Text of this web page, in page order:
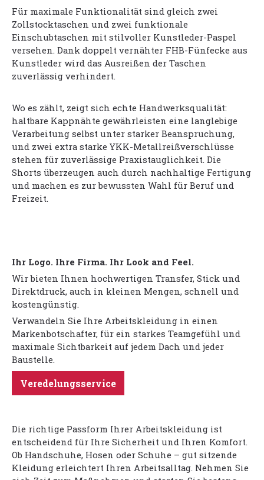
Für maximale Funktionalität sind gleich zwei
Zollstocktaschen und zwei funktionale
Einschubtaschen mit stilvoller Kunstleder-Paspel
versehen. Dank doppelt vernähter FHB-Fünfecke aus
Kunstleder wird das Ausreißen der Taschen
zuverlässig verhindert.
Wo es zählt, zeigt sich echte Handwerksqualität:
haltbare Kappnähte gewährleisten eine langlebige
Verarbeitung selbst unter starker Beanspruchung,
und zwei extra starke YKK-Metallreißverschlüsse
stehen für zuverlässige Praxistauglichkeit. Die
Shorts überzeugen auch durch nachhaltige Fertigung
und machen es zur bewussten Wahl für Beruf und
Freizeit.
Ihr Logo. Ihre Firma. Ihr Look and Feel.
Wir bieten Ihnen hochwertigen Transfer, Stick und
Direktdruck, auch in kleinen Mengen, schnell und
kostengünstig.
Verwandeln Sie Ihre Arbeitskleidung in einen
Markenbotschafter, für ein starkes Teamgefühl und
maximale Sichtbarkeit auf jedem Dach und jeder
Baustelle.
Veredelungsservice
Die richtige Passform Ihrer Arbeitskleidung ist
entscheidend für Ihre Sicherheit und Ihren Komfort.
Ob Handschuhe, Hosen oder Schuhe – gut sitzende
Kleidung erleichtert Ihren Arbeitsalltag. Nehmen Sie